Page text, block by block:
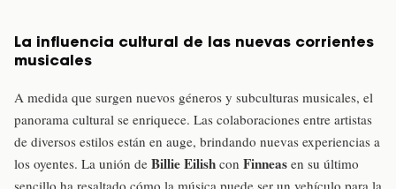
La influencia cultural de las nuevas corrientes
musicales
A medida que surgen nuevos géneros y subculturas musicales, el
panorama cultural se enriquece. Las colaboraciones entre artistas
de diversos estilos están en auge, brindando nuevas experiencias a
los oyentes. La unión de Billie Eilish con Finneas en su último
sencillo ha resaltado cómo la música puede ser un vehículo para la